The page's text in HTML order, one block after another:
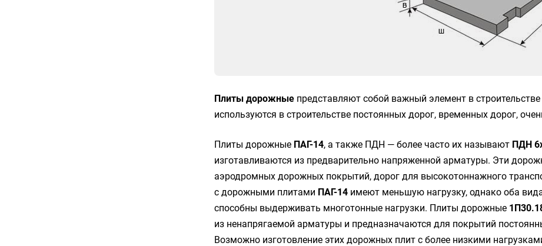
Плиты дорожные представляют собой важный элемент в
используются в строительстве постоянных дорог, временных дорог,
Плиты дорожные ПАГ-14, а также ПДН — более часто их называют ПДН
изготавливаются из предварительно напряженной арматуры. Эти
аэродромных дорожных покрытий, дорог для высокотоннажного
с дорожными плитами ПАГ-14 имеют меньшую нагрузку, однако оба
способны выдерживать многотонные нагрузки. Плиты дорожные
из ненапрягаемой арматуры и предназначаются для покрытий
Возможно изготовление этих дорожных плит с более низкими